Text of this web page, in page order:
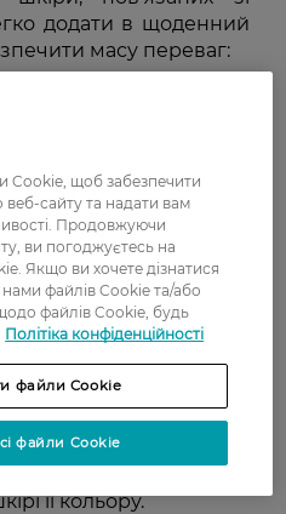
додати в щоденний
масу переваг:
використання
тон шкіри.
в цих сироватках
прояву
може призвести до
кольору
освітлити
шкірі. Багато формул
як гідрохінон або
працюють над
її кольору.
Cookie, щоб забезпечити
сайту та надати вам
Продовжуючи
ви погоджуєтесь на
Якщо ви хочете дізнатися
файлів Cookie та/або
файлів Cookie, будь
Політіка конфіденційності
файли Cookie
файли Cookie